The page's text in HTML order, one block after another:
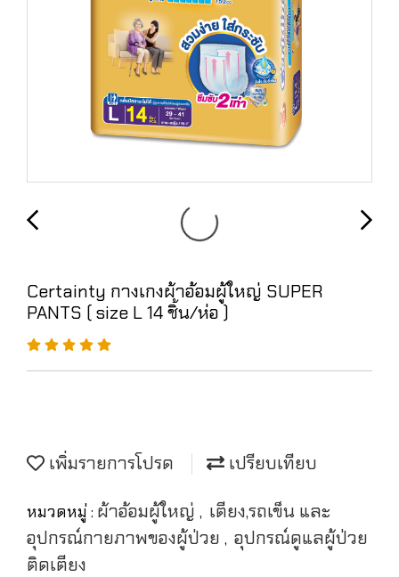
Certainty กางเกงผ้าอ้อมผู้ใหญ่ SUPER
PANTS ( size L 14 ชิ้น/ห่อ )
เพิ่มรายการโปรด เปรียบเทียบ
หมวดหมู่ : ผ้าอ้อมผู้ใหญ่ , เตียง,รถเข็น และ
อุปกรณ์กายภาพของผู้ป่วย , อุปกรณ์ดูแลผู้ป่วย
ติดเตียง